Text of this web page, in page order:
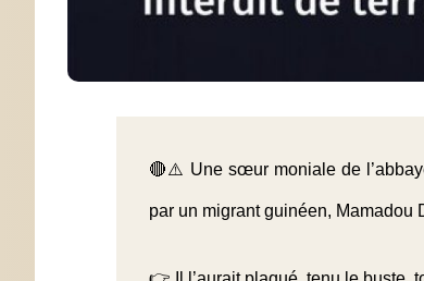
🔴⚠️ Une sœur moniale de
par un migrant guinéen,